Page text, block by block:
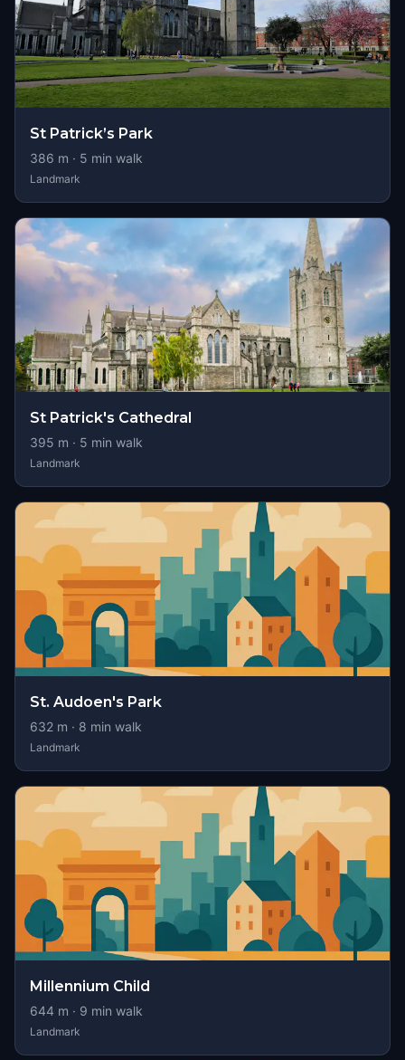
St Patrick’s Park
386 m · 5 min walk
Landmark
St Patrick's Cathedral
395 m · 5 min walk
Landmark
St. Audoen's Park
632 m · 8 min walk
Landmark
Millennium Child
644 m · 9 min walk
Landmark